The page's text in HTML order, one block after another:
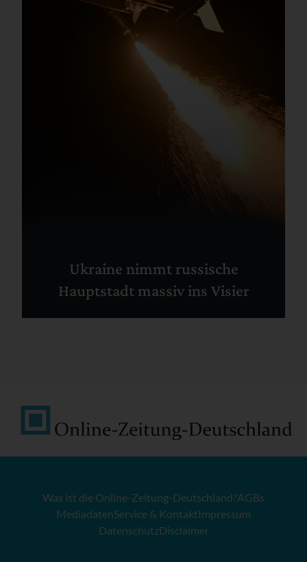
Ukraine nimmt russische
Hauptstadt massiv ins Visier
Was ist die Online-Zeitung-Deutschland?AGBs
MediadatenService & KontaktImpressum
DatenschutzDisclaimer